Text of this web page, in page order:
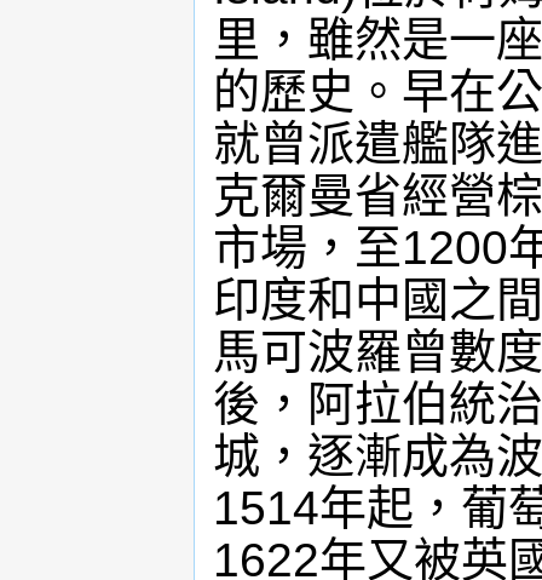
里，雖然是一
的歷史。早在
就曾派遣艦隊
克爾曼省經營
市場，至1200
印度和中國之
馬可波羅曾數
後，阿拉伯統
城，逐漸成為
1514年起，葡
1622年又被英